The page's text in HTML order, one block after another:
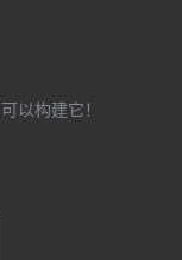
以构建它！